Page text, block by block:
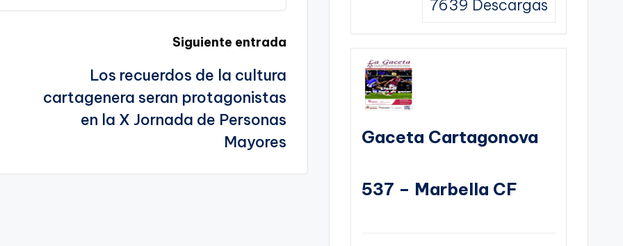
Siguiente entrada
Los recuerdos de la cultura
cartagenera seran protagonistas
en la X Jornada de Personas
Mayores
7639 Descargas
Gaceta Cartagonova
537 – Marbella CF